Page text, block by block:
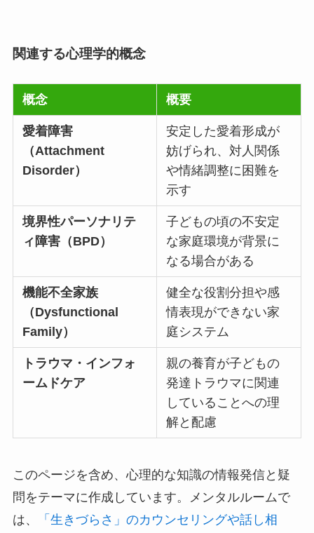
関連する心理学的概念
概念 概要
愛着障害
（Attachment
Disorder）
安定した愛着形成が
妨げられ、対人関係
や情緒調整に困難を
示す
境界性パーソナリテ
ィ障害（BPD）
子どもの頃の不安定
な家庭環境が背景に
なる場合がある
機能不全家族
（Dysfunctional
Family）
健全な役割分担や感
情表現ができない家
庭システム
トラウマ・インフォ
ームドケア
親の養育が子どもの
発達トラウマに関連
していることへの理
解と配慮
このページを含め、心理的な知識の情報発信と疑
問をテーマに作成しています。メンタルルームで
は、
「生きづらさ」のカウンセリングや話し相